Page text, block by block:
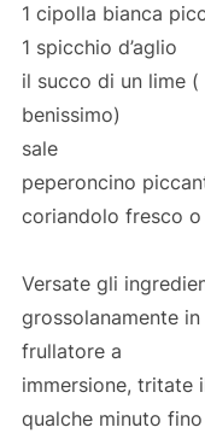
1 cipolla bianca
1 spicchio d’aglio
il succo di un lime
benissimo)
sale
peperoncino
coriandolo fresco o
Versate gli
grossolanamente
frullatore a
immersione, tritate
qualche minuto